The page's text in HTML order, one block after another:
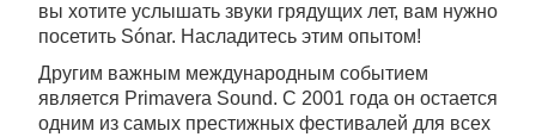
вы хотите услышать звуки грядущих лет, вам нужно
посетить Sónar. Насладитесь этим опытом!
Другим важным международным событием
является Primavera Sound. С 2001 года он остается
одним из самых престижных фестивалей для всех